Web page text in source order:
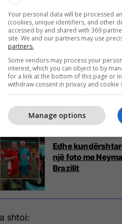
treguar përmirësime të
i kënaqur me ecurinë e
të Federatës
një MRI-je të hënën
trajtimit të tij, brenda
Edhe
një foto me
Brazilit
shtoi:
Your personal data will be processed
(cookies, unique identifiers, and other
accessed by and shared with 369
site. We and our partners may use
partners.
Some vendors may process your
interest, which you can object to by
for a link at the bottom of this page or
withdraw consent in privacy and cookie
Manage options